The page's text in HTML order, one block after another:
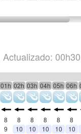
Actualizado: 00h30
01h 02h 03h 04h 05h 06h
8 8 8 8 8
8
9 10 10 10 10 10